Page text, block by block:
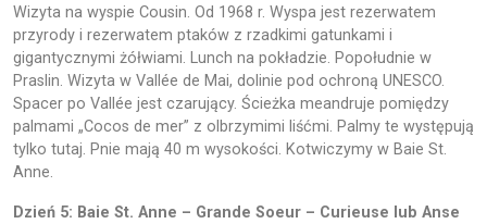
Wizyta na wyspie Cousin. Od 1968 r. Wyspa jest rezerwatem
przyrody i rezerwatem ptaków z rzadkimi gatunkami i
gigantycznymi żółwiami. Lunch na pokładzie. Popołudnie w
Praslin. Wizyta w Vallée de Mai, dolinie pod ochroną UNESCO.
Spacer po Vallée jest czarujący. Ścieżka meandruje pomiędzy
palmami „Cocos de mer” z olbrzymimi liśćmi. Palmy te występują
tylko tutaj. Pnie mają 40 m wysokości. Kotwiczymy w Baie St.
Anne.
Dzień 5: Baie St. Anne – Grande Soeur – Curieuse lub Anse